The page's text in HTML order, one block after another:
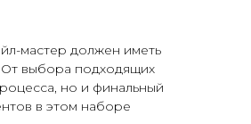
мастер должен иметь
выбора подходящих
но и финальный
в этом наборе